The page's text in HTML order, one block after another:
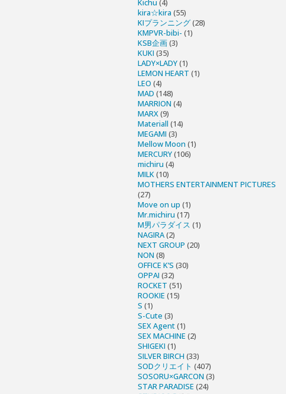
Kichu (4)
kira☆kira (55)
KIプランニング(28)
KMPVR-bibi- (1)
KSB企画(3)
KUKI (35)
LADY×LADY(1)
LEMON HEART (1)
LEO (4)
MAD (148)
MARRION (4)
MARX(9)
Materiall (14)
MEGAMI (3)
Mellow Moon (1)
MERCURY(106)
michiru (4)
MILK(10)
MOTHERS ENTERTAINMENT PICTURES
(27)
Move on up (1)
Mr.michiru (17)
M男パラダイス (1)
NAGIRA(2)
NEXT GROUP (20)
NON (8)
OFFICE K’S (30)
OPPAI (32)
ROCKET (51)
ROOKIE (15)
S (1)
S-Cute (3)
SEX Agent(1)
SEX MACHINE (2)
SHIGEKI (1)
SILVER BIRCH (33)
SODクリエイト (407)
SOSORU×GARCON (3)
STAR PARADISE (24)